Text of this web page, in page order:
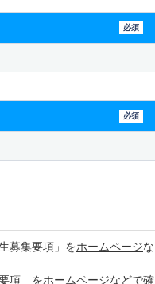
必須
必須
募集要項」をホームページな
項」をホームページなどで確